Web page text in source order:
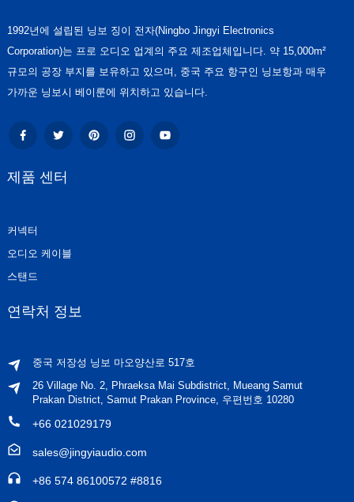
1992년에 설립된 닝보 징이 전자(Ningbo Jingyi Electronics
Corporation)는 프로 오디오 업계의 주요 제조업체입니다. 약 15,000m²
규모의 공장 부지를 보유하고 있으며, 중국 주요 항구인 닝보항과 매우
가까운 닝보시 베이룬에 위치하고 있습니다.
제품 센터
커넥터
오디오 케이블
스탠드
연락처 정보
중국 저장성 닝보 마오양산로 517호
26 Village No. 2, Phraeksa Mai Subdistrict, Mueang Samut
Prakan District, Samut Prakan Province, 우편번호 10280
+66 021029179
sales@jingyiaudio.com
+86 574 86100572 #8816